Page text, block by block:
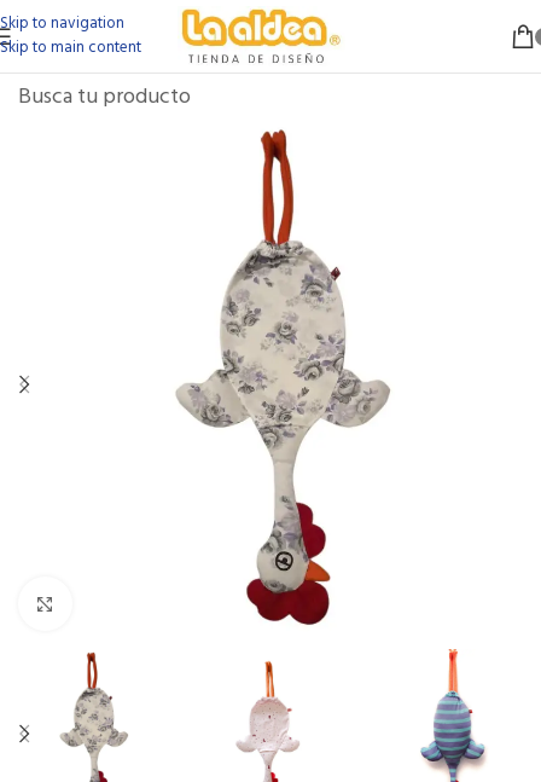
Skip to navigation
Skip to main content